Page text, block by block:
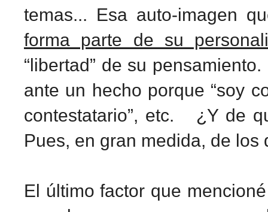
temas... Esa auto-imagen
forma parte de su
“libertad” de su
ante un hecho porque “soy
contestatario”, etc. ¿Y de
Pues, en gran medida, de
El último factor que